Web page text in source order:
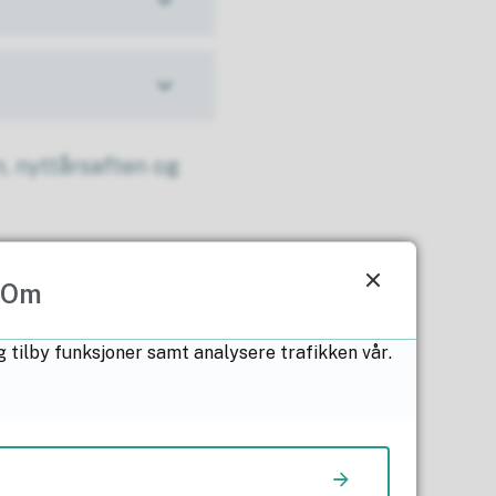
nyttårsaften og
din
Om
tilby funksjoner samt analysere trafikken vår.